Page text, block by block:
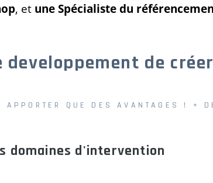
, et une Spécialiste du
de
QUE DES AVANTAGES ! +
domaines d'intervention